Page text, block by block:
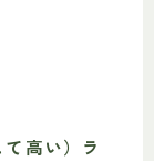
高い）ラ